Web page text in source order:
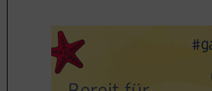
Sieh dir diesen Beitrag auf